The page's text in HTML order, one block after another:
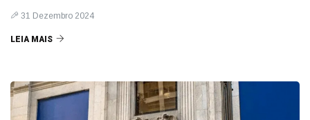
31 Dezembro 2024
LEIA MAIS